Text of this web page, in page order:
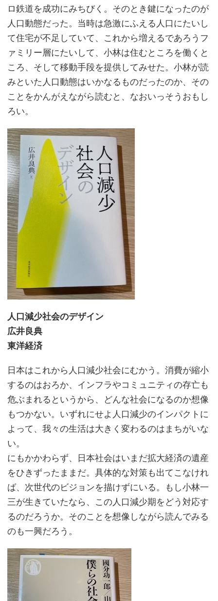
ロ鉄道を成功にみちびく。そのとき鍵になったのが
人口動態だった。当時は急激にふえる人口にたいし
て住宅が不足していて、これから増えるであろうフ
ァミリー層にたいして、小林は住むところを働くと
ころ、そして移動手段を提供してみせた。小林が読
みといた人口動態はいかなるものだったのか、その
ことをかんがえながら読むと、なおいっそうおもし
ろい。
人口減少社会のデザイン
広井良典
東洋経済
日本はこれから人口減少社会にむかう。消費が縮小
するのはおろか、インフラやコミュニティの存亡も
危ぶまれるというから、どんな社会になるのか想像
もつかない。いずれにせよ人口減少のインパクトに
よって、我々の生活は大きく変わるのはまちがいな
い。
にもかかわらず、日本社会はいまだ拡大経済の遺産
をひきずったままだ。具体的な対策も出てこなけれ
ば、次世代のビジョンを描けずにいる。もし小林一
三が生きていたなら、この人口減少期をどう対応す
るのだろうか。そのことを想像しながら読んでみる
のも一興だろう。